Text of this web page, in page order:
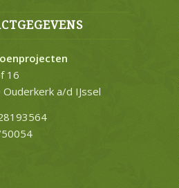
16
Ouderkerk a/d IJssel